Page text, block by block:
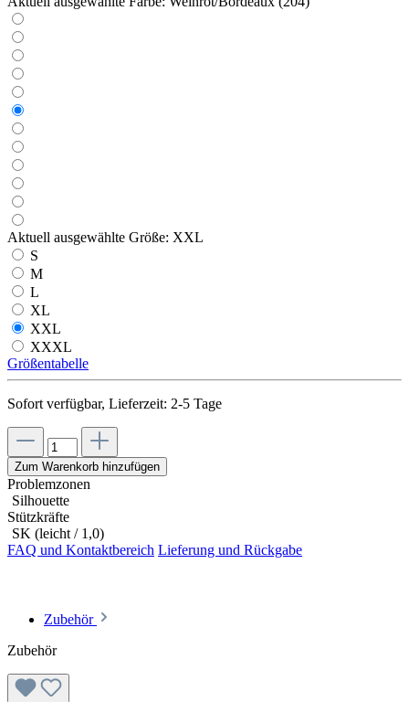
Aktuell ausgewählte Größe: XXL
S
M
L
XL
XXL
XXXL
Größentabelle
Sofort verfügbar, Lieferzeit: 2-5 Tage
Zum Warenkorb hinzufügen
Problemzonen
Silhouette
Stützkräfte
SK (leicht / 1,0)
FAQ und Kontaktbereich Lieferung und Rückgabe
Zubehör
Zubehör